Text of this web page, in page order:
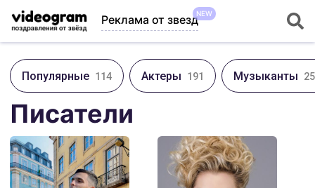
Реклама от звездNEW
Популярные 114 Актеры 191 Музыканты
Писатели